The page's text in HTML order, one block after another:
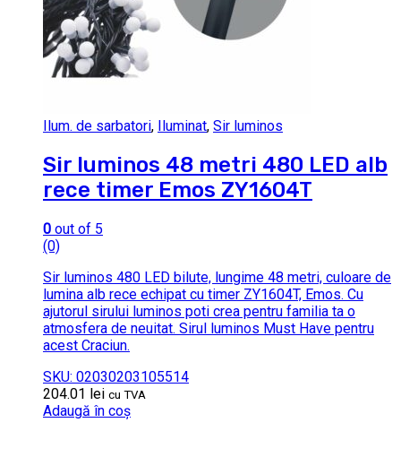
Ilum. de sarbatori, Iluminat, Sir luminos
Sir luminos 48 metri 480 LED alb
rece timer Emos ZY1604T
0 out of 5
(0)
Sir luminos 480 LED bilute, lungime 48 metri, culoare de
lumina alb rece echipat cu timer ZY1604T, Emos. Cu
ajutorul sirului luminos poti crea pentru familia ta o
atmosfera de neuitat. Sirul luminos Must Have pentru
acest Craciun.
SKU: 02030203105514
204.01 lei cu TVA
Adaugă în coș